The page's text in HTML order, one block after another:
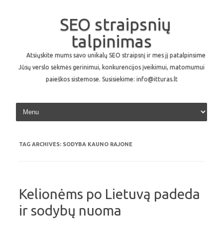
SEO straipsnių
talpinimas
Atsiųskite mums savo unikalų SEO straipsnį ir mes jį patalpinsime
Jūsų verslo sėkmės gerinimui, konkurencijos įveikimui, matomumui
paieškos sistemose. Susisiekime: info@itturas.lt
Skip to content
TAG ARCHIVES: SODYBA KAUNO RAJONE
Kelionėms po Lietuvą padeda
ir sodybų nuoma